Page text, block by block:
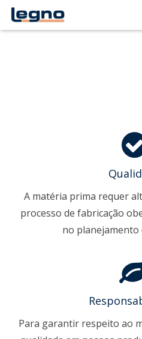
Peças de Reposição
A matéria prima requer
processo de fabricação
no planejamento
Para garantir respeito ao